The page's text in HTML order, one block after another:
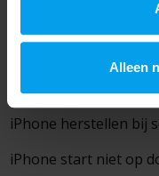
Alleen
iPhone
6 tips beheren iCloud
iPhone herstellen bij
iPhone start niet op